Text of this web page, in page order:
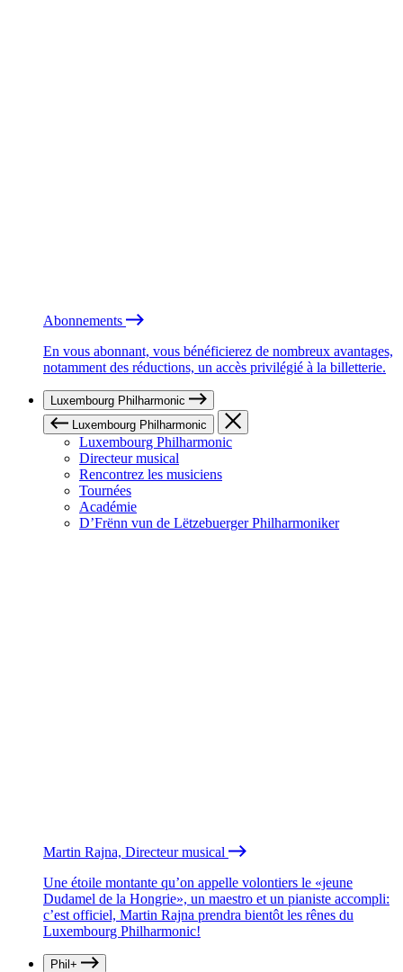
Abonnements
En vous abonnant, vous bénéficierez de nombreux avantages,
notamment des réductions, un accès privilégié à la billetterie.
Luxembourg Philharmonic
Luxembourg Philharmonic
Luxembourg Philharmonic
Directeur musical
Rencontrez les musiciens
Tournées
Académie
D’Frënn vun de Lëtzebuerger Philharmoniker
Martin Rajna, Directeur musical
Une étoile montante qu’on appelle volontiers le «jeune
Dudamel de la Hongrie», un maestro et un pianiste accompli:
c’est officiel, Martin Rajna prendra bientôt les rênes du
Luxembourg Philharmonic!
Phil+